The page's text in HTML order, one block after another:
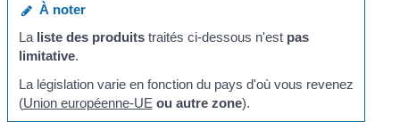
À noter
La liste des produitstraités ci-dessous n'est pas
limitative.
La législation varie en fonction du pays d'où vous revenez
(Union européenne-UE ou autre zone).